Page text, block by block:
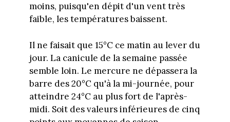
moins, puisqu'en dépit d'un vent très
faible, les températures baissent.
Il ne faisait que 15°C ce matin au lever du
jour. La canicule de la semaine passée
semble loin. Le mercure ne dépassera la
barre des 20°C qu'à la mi-journée, pour
atteindre 24°C au plus fort de l'après-
midi. Soit des valeurs inférieures de cinq